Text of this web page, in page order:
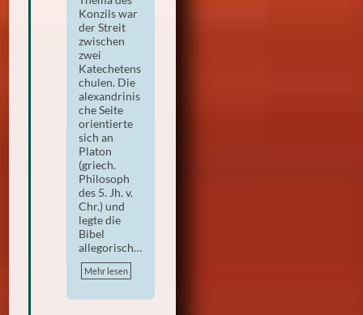
Konzils war
der Streit
zwischen
zwei
Katechetens
chulen. Die
alexandrinis
che Seite
orientierte
sich an
Platon
(griech.
Philosoph
des 5. Jh. v.
Chr.) und
legte die
Bibel
allegorisch…
Mehr lesen